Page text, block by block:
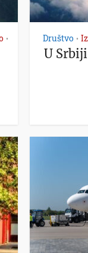
• Društvo •
U